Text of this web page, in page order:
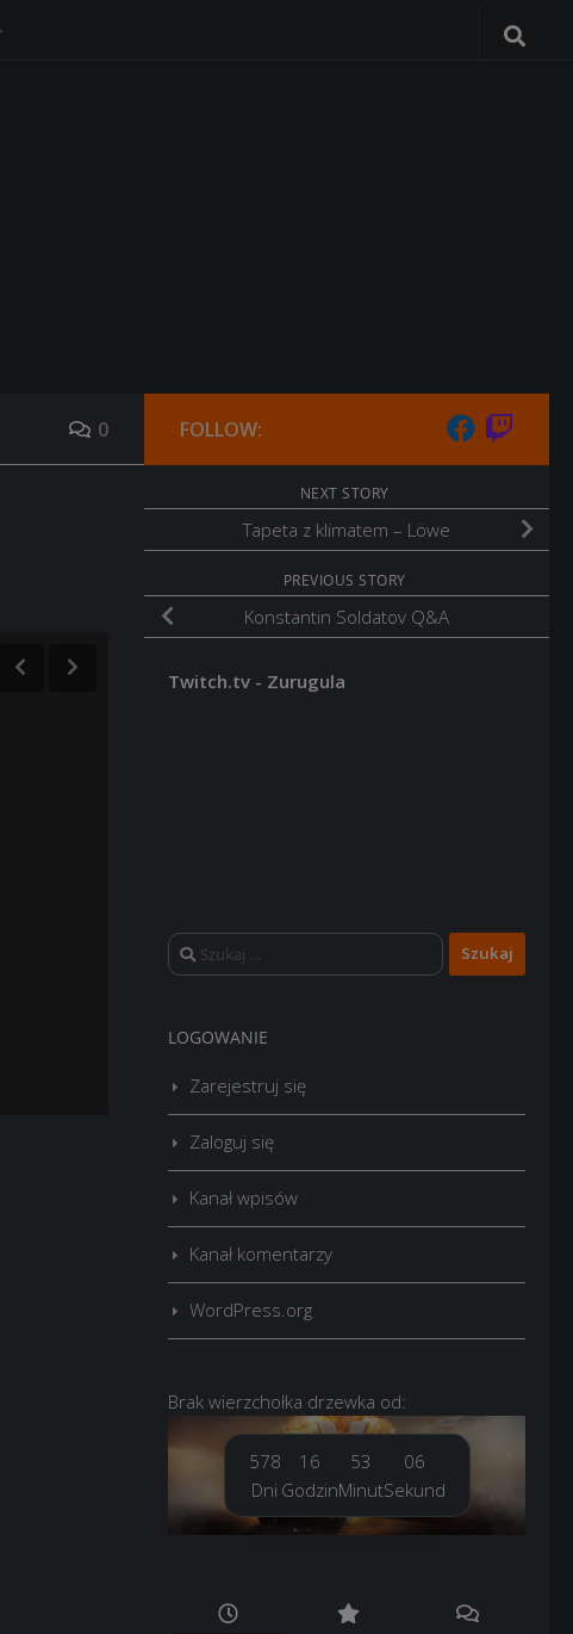
0 FOLLOW:
NEXT STORY
Tapeta z klimatem – Löwe
PREVIOUS STORY
Konstantin Soldatov Q&A
Twitch.tv - Zurugula
Szukaj:
LOGOWANIE
Zarejestruj się
Zaloguj się
Kanał wpisów
Kanał komentarzy
WordPress.org
Brak wierzchołka drzewka od:
578
Dni
16
Godzin
53
Minut
08
Sekund